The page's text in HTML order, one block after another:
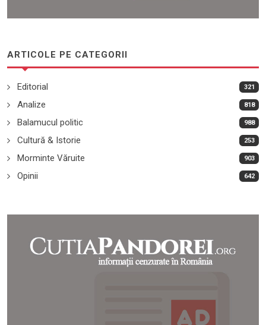
ARTICOLE PE CATEGORII
Editorial 321
Analize 818
Balamucul politic 988
Cultură & Istorie 253
Morminte Văruite 903
Opinii 642